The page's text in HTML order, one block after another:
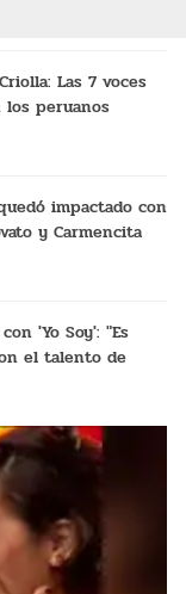
Las 7 voces
peruanos
impactado con
y Carmencita
'Yo Soy': "Es
el talento de